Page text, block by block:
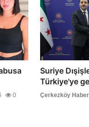
0
Suriye
Türkiye'ye
Çerkezköy Haber